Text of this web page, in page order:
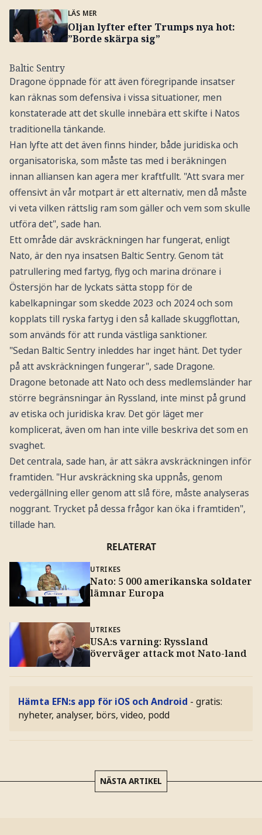
LÄS MER
Oljan lyfter efter Trumps nya hot:
”Borde skärpa sig”
Baltic Sentry
Dragone öppnade för att även föregripande insatser
kan räknas som defensiva i vissa situationer, men
konstaterade att det skulle innebära ett skifte i Natos
traditionella tänkande.
Han lyfte att det även finns hinder, både juridiska och
organisatoriska, som måste tas med i beräkningen
innan alliansen kan agera mer kraftfullt. "Att svara mer
offensivt än vår motpart är ett alternativ, men då måste
vi veta vilken rättslig ram som gäller och vem som skulle
utföra det", sade han.
Ett område där avskräckningen har fungerat, enligt
Nato, är den nya insatsen Baltic Sentry. Genom tät
patrullering med fartyg, flyg och marina drönare i
Östersjön har de lyckats sätta stopp för de
kabelkapningar som skedde 2023 och 2024 och som
kopplats till ryska fartyg i den så kallade skuggflottan,
som används för att runda västliga sanktioner.
"Sedan Baltic Sentry inleddes har inget hänt. Det tyder
på att avskräckningen fungerar", sade Dragone.
Dragone betonade att Nato och dess medlemsländer har
större begränsningar än Ryssland, inte minst på grund
av etiska och juridiska krav. Det gör läget mer
komplicerat, även om han inte ville beskriva det som en
svaghet.
Det centrala, sade han, är att säkra avskräckningen inför
framtiden. "Hur avskräckning ska uppnås, genom
vedergällning eller genom att slå före, måste analyseras
noggrant. Trycket på dessa frågor kan öka i framtiden",
tillade han.
RELATERAT
UTRIKES
Nato: 5 000 amerikanska soldater
lämnar Europa
UTRIKES
USA:s varning: Ryssland
överväger attack mot Nato-land
Hämta EFN:s app för iOS och Android - gratis:
nyheter, analyser, börs, video, podd
NÄSTA ARTIKEL